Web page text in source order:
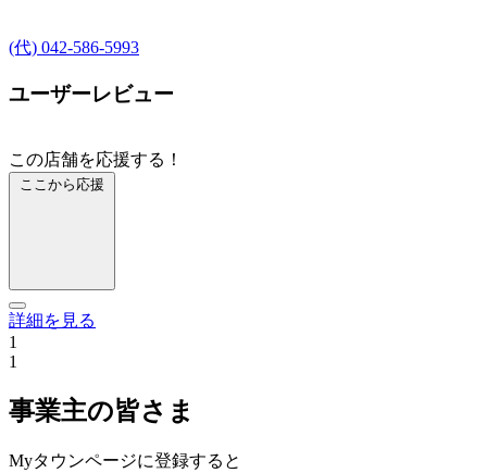
(代) 042-586-5993
ユーザーレビュー
この店舗を応援する！
ここから応援
詳細を見る
1
1
事業主の皆さま
Myタウンページに登録すると